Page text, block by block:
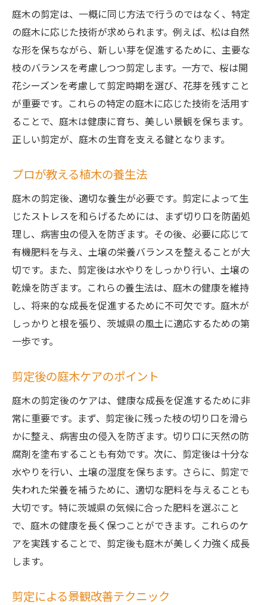
庭木の剪定は、一概に同じ方法で行うのではなく、特定
の庭木に応じた技術が求められます。例えば、松は自然
な形を保ちながら、新しい芽を促進するために、主要な
枝のバランスを考慮しつつ剪定します。一方で、桜は開
花シーズンを考慮して剪定時期を選び、花芽を残すこと
が重要です。これらの特定の庭木に応じた技術を活用す
ることで、庭木は健康に育ち、美しい景観を保ちます。
正しい剪定が、庭木の生育を支える鍵となります。
プロが教える植木の養生法
庭木の剪定後、適切な養生が必要です。剪定によって生
じたストレスを和らげるためには、まず切り口を防菌処
理し、病害虫の侵入を防ぎます。その後、必要に応じて
有機肥料を与え、土壌の栄養バランスを整えることが大
切です。また、剪定後は水やりをしっかり行い、土壌の
乾燥を防ぎます。これらの養生法は、庭木の健康を維持
し、将来的な成長を促進するために不可欠です。庭木が
しっかりと根を張り、茨城県の風土に適応するための第
一歩です。
剪定後の庭木ケアのポイント
庭木の剪定後のケアは、健康な成長を促進するために非
常に重要です。まず、剪定後に残った枝の切り口を滑ら
かに整え、病害虫の侵入を防ぎます。切り口に天然の防
腐剤を塗布することも有効です。次に、剪定後は十分な
水やりを行い、土壌の湿度を保ちます。さらに、剪定で
失われた栄養を補うために、適切な肥料を与えることも
大切です。特に茨城県の気候に合った肥料を選ぶこと
で、庭木の健康を長く保つことができます。これらのケ
アを実践することで、剪定後も庭木が美しく力強く成長
します。
剪定による景観改善テクニック